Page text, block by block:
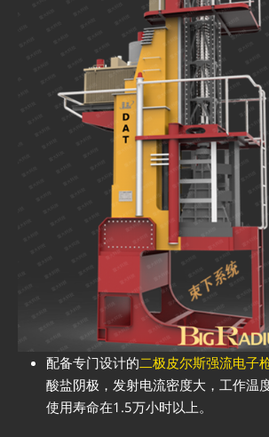
配备专门设计的二极皮尔斯强流电子
酸盐阴极，发射电流密度大，工作温
使用寿命在1.5万小时以上。